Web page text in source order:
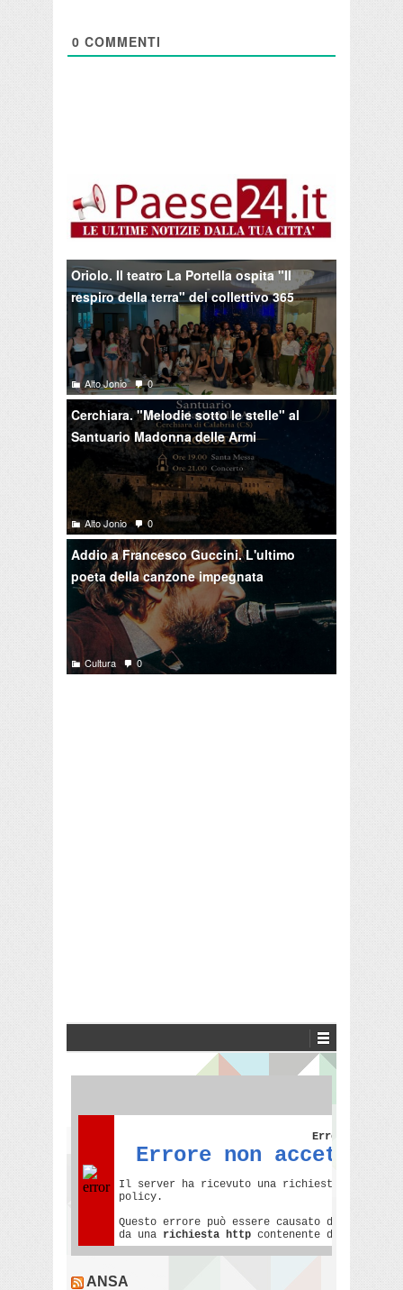
0 COMMENTI
Oriolo. Il teatro La Portella ospita "Il
respiro della terra" del collettivo 365
Alto Jonio 0
Cerchiara. "Melodie sotto le stelle" al
Santuario Madonna delle Armi
Alto Jonio 0
Addio a Francesco Guccini. L'ultimo
poeta della canzone impegnata
Cultura 0
ANSA